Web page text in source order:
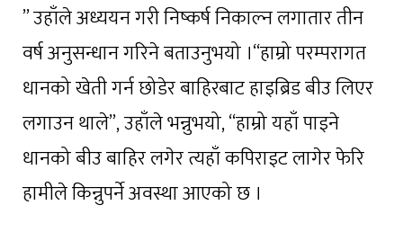
” उहाँले अध्ययन गरी निष्कर्ष निकाल्न लगातार तीन
वर्ष अनुसन्धान गरिने बताउनुभयो ।“हाम्रो परम्परागत
धानको खेती गर्न छोडेर बाहिरबाट हाइब्रिड बीउ लिएर
लगाउन थाले”, उहाँले भन्नुभयो, “हाम्रो यहाँ पाइने
धानको बीउ बाहिर लगेर त्यहाँ कपिराइट लागेर फेरि
हामीले किन्नुपर्ने अवस्था आएको छ ।